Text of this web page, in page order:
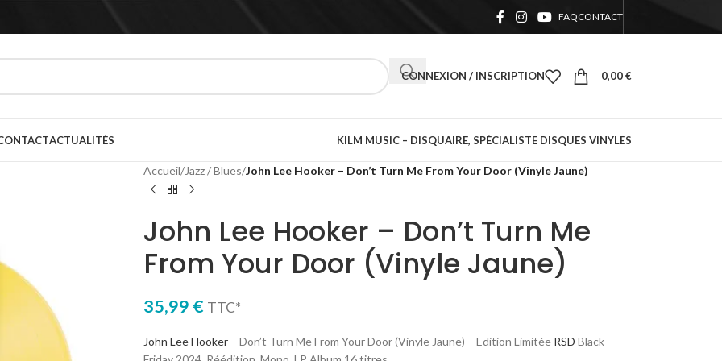
FAQCONTACT
CONNEXION / INSCRIPTION 0,00€
ACTUALITÉS KILM MUSIC – DISQUAIRE, SPÉCIALISTE DISQUES VINYLES
Accueil/Jazz / Blues/John Lee Hooker – Don’t Turn Me From Your Door (Vinyle Jaune)
John Lee Hooker – Don’t Turn Me
From Your Door (Vinyle Jaune)
35,99 € TTC*
John Lee Hooker– Don’t Turn Me From Your Door (Vinyle Jaune) – Edition Limitée RSD Black